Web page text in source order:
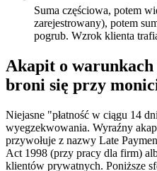
Suma częściowa, potem
zarejestrowany), potem
pogrub. Wzrok klienta
Akapit o warunkach
broni się przy
Niejasne "płatność w ciągu 14
wyegzekwowania. Wyraźny
przywołuje z nazwy Late
Act 1998 (przy pracy dla firm)
klientów prywatnych. Poniższe